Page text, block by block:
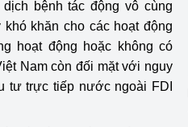
Công nghiệp nền tảng
Chính sách
bệnh tác động vô cùng
khăn cho các hoạt động
hoạt động hoặc không có
Nam còn đối mặt với nguy
tư trực tiếp nước ngoài FDI